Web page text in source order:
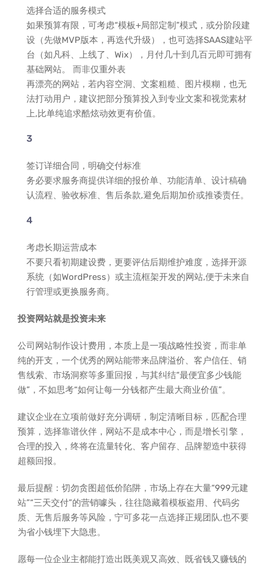
选择合适的服务模式
如果预算有限，可考虑“模板+局部定制”模式，或分阶段建
设（先做MVP版本，再迭代升级），也可选择SAAS建站平
台（如凡科、上线了、Wix），月付几十到几百元即可拥有
基础网站。 而非仅重外表
再漂亮的网站，若内容空洞、文案粗糙、图片模糊，也无
法打动用户，建议把部分预算投入到专业文案和视觉素材
上,比单纯追求酷炫动效更有价值。
签订详细合同，明确交付标准
务必要求服务商提供详细的报价单、功能清单、设计稿确
认流程、验收标准、售后条款,避免后期加价或推诿责任。
考虑长期运营成本
不要只看初期建设费，更要评估后期维护难度，选择开源
系统（如WordPress）或主流框架开发的网站,便于未来自
行管理或更换服务商。
投资网站就是投资未来
公司网站制作设计费用，本质上是一项战略性投资，而非单
纯的开支，一个优秀的网站能带来品牌溢价、客户信任、销
售线索、市场洞察等多重回报，与其纠结“最便宜多少钱能
做”，不如思考“如何让每一分钱都产生最大商业价值”。
建议企业在立项前做好充分调研，制定清晰目标，匹配合理
预算，选择靠谱伙伴，网站不是成本中心，而是增长引擎，
合理的投入，终将在流量转化、客户留存、品牌塑造中获得
超额回报。
最后提醒：切勿贪图超低价陷阱，市场上存在大量“999元建
站”“三天交付”的营销噱头，往往隐藏着模板盗用、代码劣
质、无售后服务等风险，宁可多花一点选择正规团队,也不要
为省小钱埋下大隐患。
愿每一位企业主都能打造出既美观又高效、既省钱又赚钱的